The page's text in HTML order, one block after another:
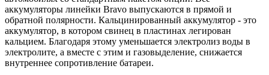
аккумуляторы линейки Bravo выпускаются в прямой и
обратной полярности. Кальцинированный аккумулятор - это
аккумулятор, в котором свинец в пластинах легирован
кальцием. Благодаря этому уменьшается электролиз воды в
электролите, а вместе с этим и газовыделение, снижается
внутреннее сопротивление батареи.